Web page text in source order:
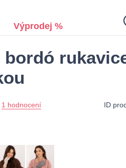
Výprodej %
bordó
1 hodnocení ID